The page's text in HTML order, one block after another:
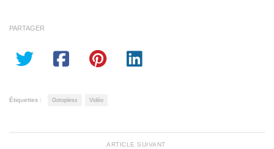
PARTAGER
Étiquettes : Gotopless Vidéo
ARTICLE SUIVANT